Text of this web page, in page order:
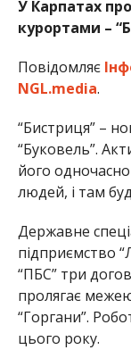
У Карпатах
курортами –
Повідомляє
NGL.media.
“Бистриця” –
“Буковель”.
його
людей, і там
Державне
підприємство
“ПБС” три
пролягає
“Горгани”.
цього року.